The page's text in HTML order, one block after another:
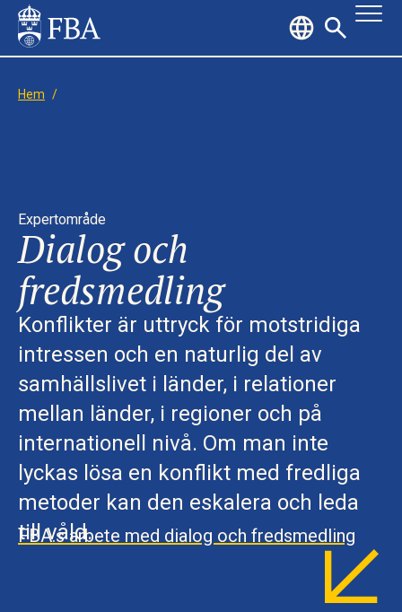
Hem /
Expertområde
Dialog och
fredsmedling
Konflikter är uttryck för motstridiga
intressen och en naturlig del av
samhällslivet i länder, i relationer
mellan länder, i regioner och på
internationell nivå. Om man inte
lyckas lösa en konflikt med fredliga
metoder kan den eskalera och leda
till våld.
FBA:s arbete med dialog och fredsmedling